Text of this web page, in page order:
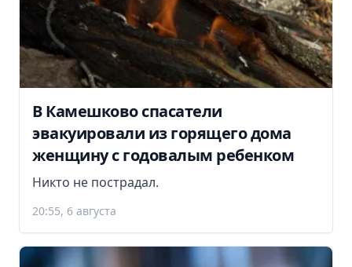
В Камешково спасатели
эвакуировали из горящего дома
женщину с годовалым ребенком
Никто не пострадал.
20:55, 6 августа